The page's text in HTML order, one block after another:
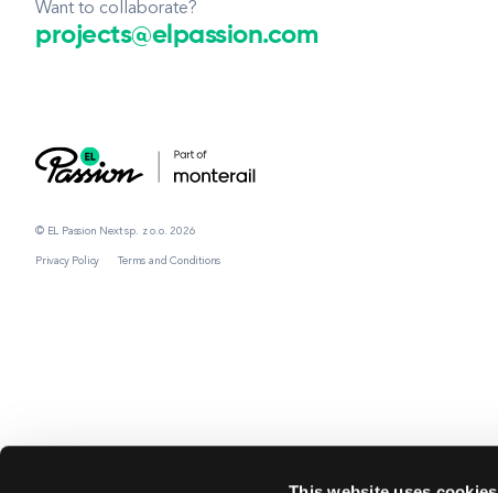
Want to collaborate?
projects@elpassion.com
© EL Passion Next sp. z o.o. 2026
Privacy Policy Terms and Conditions